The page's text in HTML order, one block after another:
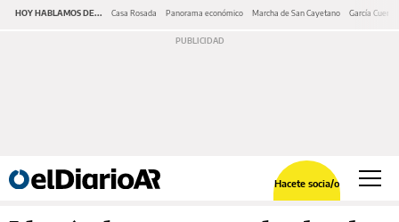
HOY HABLAMOS DE... Casa Rosada Panorama económico Marcha de San Cayetano García Cuerva
Hacete socia/o